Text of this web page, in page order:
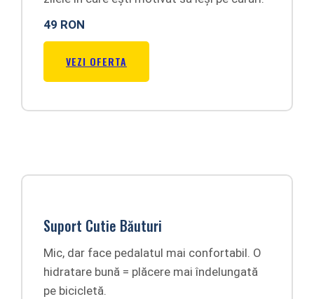
49 RON
VEZI OFERTA
Suport Cutie Băuturi
Mic, dar face pedalatul mai confortabil. O
hidratare bună = plăcere mai îndelungată
pe bicicletă.